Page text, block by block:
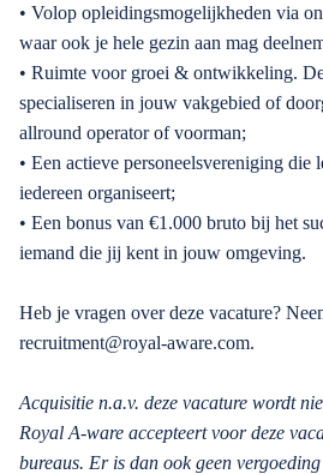
• Volop opleidingsmogelijkheden via
waar ook je hele gezin aan mag
• Ruimte voor groei & ontwikkeling.
specialiseren in jouw vakgebied of
allround operator of voorman;
• Een actieve personeelsvereniging die
iedereen organiseert;
• Een bonus van €1.000 bruto bij het
iemand die jij kent in jouw omgeving.
Heb je vragen over deze vacature?
recruitment@royal-aware.com.
Acquisitie n.a.v. deze vacature wordt
Royal A-ware accepteert voor deze
bureaus. Er is dan ook geen